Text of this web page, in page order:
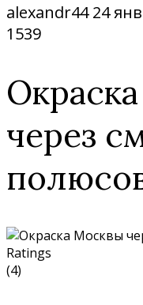
alexandr44 24
1539
через
Ratings
(4)